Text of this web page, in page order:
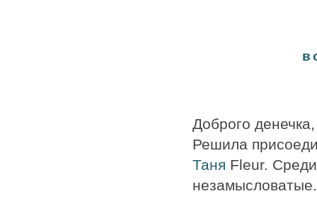
Доброго
Решила
Таня Fleur.
незамысловатые.